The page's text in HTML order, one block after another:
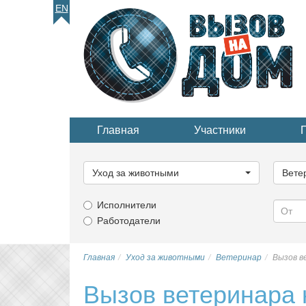
EN
Главная Участники
категорию...
Уход за животными
Исполнители
Работодатели
Главная Уход за животными Ветеринар Вызов
Вызов